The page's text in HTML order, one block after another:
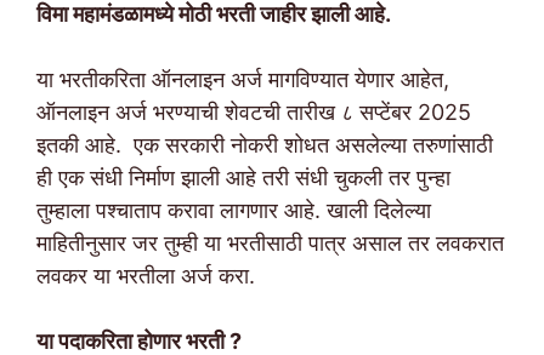
विमा महामंडळामध्ये मोठी भरती जाहीर झाली आहे.
या भरतीकरिता ऑनलाइन अर्ज मागविण्यात येणार आहेत,
ऑनलाइन अर्ज भरण्याची शेवटची तारीख ८ सप्टेंबर 2025
इतकी आहे. एक सरकारी नोकरी शोधत असलेल्या तरुणांसाठी
ही एक संधी निर्माण झाली आहे तरी संधी चुकली तर पुन्हा
तुम्हाला पश्चाताप करावा लागणार आहे. खाली दिलेल्या
माहितीनुसार जर तुम्ही या भरतीसाठी पात्र असाल तर लवकरात
लवकर या भरतीला अर्ज करा.
या पदाकरिता होणार भरती ?